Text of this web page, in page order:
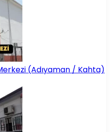
(Adıyaman / Kahta)